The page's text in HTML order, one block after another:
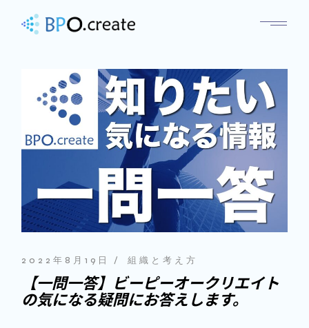
2022年8月19日 組織と考え方
【一問一答】ビーピーオークリエイト
の気になる疑問にお答えします。